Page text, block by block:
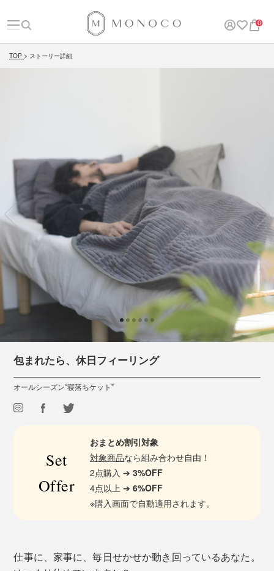
0
TOP ストーリー詳細
包まれたら、休日フィーリング
オールシーズン“寝落ちケット”
Set
Offer
おまとめ割引対象
対象商品なら組み合わせ自由！
2点購入 ➔3%OFF
4点以上 ➔6%OFF
※購入画面で自動適用されます。
仕事に、家事に、毎日せかせか動き回っているあなた。